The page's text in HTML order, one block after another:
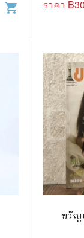
shopping_cart
ราคา ฿30
ขวัญ